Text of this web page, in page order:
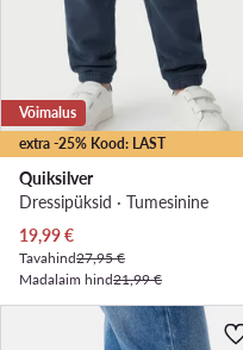
extra -25% Kood: LAST
Võimalus
Quiksilver
Dressipüksid · Tumesinine
Praegune hind
19,99€
Tavahind27,95 €
Madalaim hind21,99 €